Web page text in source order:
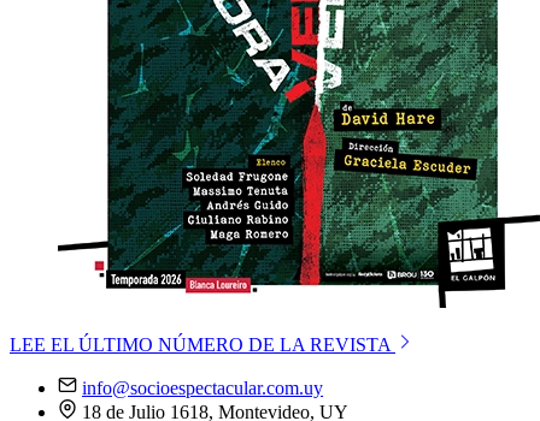
LEE EL ÚLTIMO NÚMERO DE LA REVISTA
info@socioespectacular.com.uy
18 de Julio 1618, Montevideo, UY